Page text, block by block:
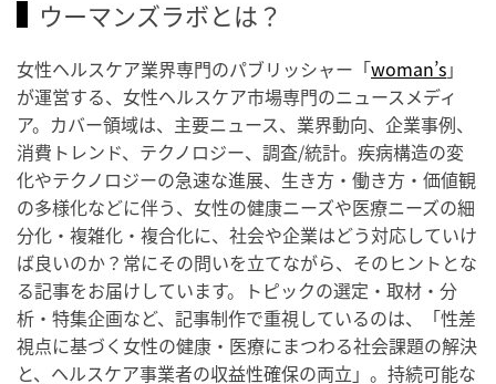
ウーマンズラボとは？
女性ヘルスケア業界専門のパブリッシャー「woman’s」
が運営する、女性ヘルスケア市場専門のニュースメディ
ア。カバー領域は、主要ニュース、業界動向、企業事例、
消費トレンド、テクノロジー、調査/統計。疾病構造の変
化やテクノロジーの急速な進展、生き方・働き方・価値観
の多様化などに伴う、女性の健康ニーズや医療ニーズの細
分化・複雑化・複合化に、社会や企業はどう対応していけ
ば良いのか？常にその問いを立てながら、そのヒントとな
る記事をお届けしています。トピックの選定・取材・分
析・特集企画など、記事制作で重視しているのは、「性差
視点に基づく女性の健康・医療にまつわる社会課題の解決
と、ヘルスケア事業者の収益性確保の両立」。持続可能な